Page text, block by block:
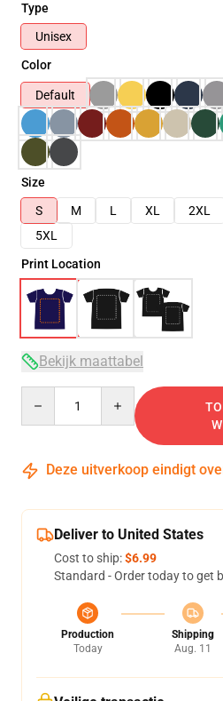
Type
Unisex
Color
Default
Size
S
M L XL 2XL
5XL
Print Location
Bekijk maattabel
Deze uitverkoop eindigt
Deliver to United States
Cost to ship:$6.99
Standard - Order today to get
Production
Today
Shipping
Aug. 11